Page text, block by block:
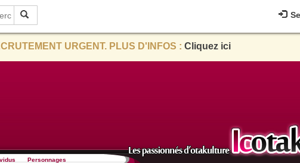
URGENT. PLUS D'INFOS : Cliquez ici
Personnages